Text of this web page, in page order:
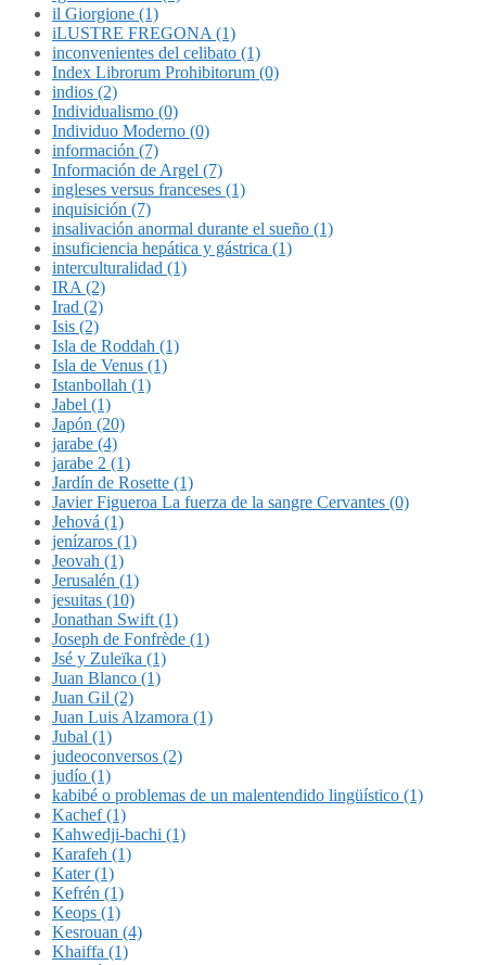
il Giorgione (1)
iLUSTRE FREGONA (1)
inconvenientes del celibato (1)
Index Librorum Prohibitorum (0)
indios (2)
Individualismo (0)
Individuo Moderno (0)
información (7)
Información de Argel (7)
ingleses versus franceses (1)
inquisición (7)
insalivación anormal durante el sueño (1)
insuficiencia hepática y gástrica (1)
interculturalidad (1)
IRA (2)
Irad (2)
Isis (2)
Isla de Roddah (1)
Isla de Venus (1)
Istanbollah (1)
Jabel (1)
Japón (20)
jarabe (4)
jarabe 2 (1)
Jardín de Rosette (1)
Javier Figueroa La fuerza de la sangre Cervantes (0)
Jehová (1)
jenízaros (1)
Jeovah (1)
Jerusalén (1)
jesuitas (10)
Jonathan Swift (1)
Joseph de Fonfrède (1)
Jsé y Zuleïka (1)
Juan Blanco (1)
Juan Gil (2)
Juan Luis Alzamora (1)
Jubal (1)
judeoconversos (2)
judío (1)
kabibé o problemas de un malentendido lingüístico (1)
Kachef (1)
Kahwedji-bachi (1)
Karafeh (1)
Kater (1)
Kefrén (1)
Keops (1)
Kesrouan (4)
Khaiffa (1)